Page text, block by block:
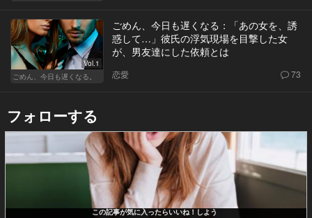
Vol.1
ごめん、今日も遅くなる。
ごめん、今日も遅くなる：「あの女を、誘
惑して…」彼氏の浮気現場を目撃した女
が、男友達にした依頼とは
恋愛 73
フォローする
この記事が気に入ったらいいね！しよう